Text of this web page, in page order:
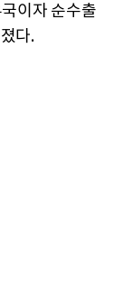
이자 순수출
다.